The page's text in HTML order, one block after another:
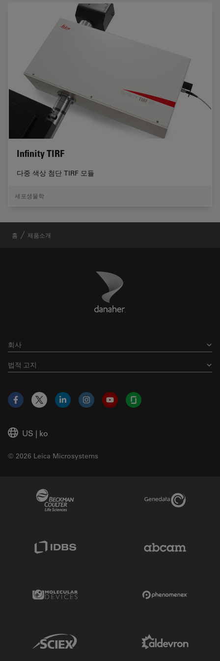
Infinity TIRF
다중 색상 첨단 TIRF 모듈
세포생물학
홈 제품소개
Danaher Logo
회사
법적 고지
US | ko
© 2026 Leica Microsystems
Facebook
X LinkedInInstagramYouTubeGlassdoor
Genedata Link
IDBS Link
Molecular Devices Link
Sciex Link